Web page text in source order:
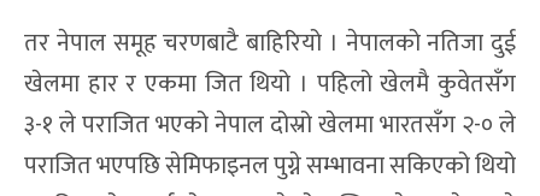
तर नेपाल समूह चरणबाटै बाहिरियो । नेपालको नतिजा दुई
खेलमा हार र एकमा जित थियो । पहिलो खेलमै कुवेतसँग
३-१ ले पराजित भएको नेपाल दोस्रो खेलमा भारतसँग २-० ले
पराजित भएपछि सेमिफाइनल पुग्ने सम्भावना सकिएको थियो